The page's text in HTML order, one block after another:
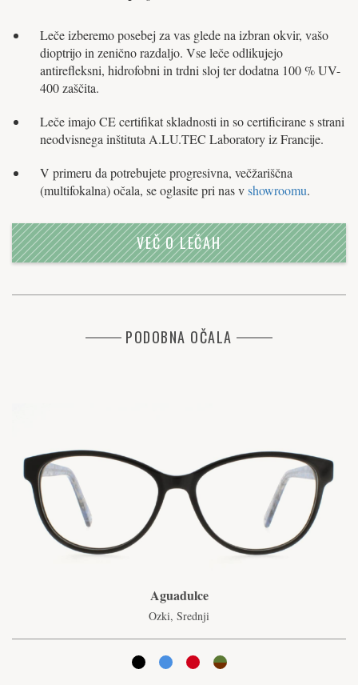
Leče izberemo posebej za vas glede na izbran okvir, vašo
dioptrijo in zenično razdaljo. Vse leče odlikujejo
antirefleksni, hidrofobni in trdni sloj ter dodatna 100 % UV-
400 zaščita.
Leče imajo CE certifikat skladnosti in so certificirane s strani
neodvisnega inštituta A.LU.TEC Laboratory iz Francije.
V primeru da potrebujete progresivna, večžariščna
(multifokalna) očala, se oglasite pri nas vshowroomu.
VEČ O LEČAH
PODOBNA OČALA
Aguadulce
Ozki, Srednji